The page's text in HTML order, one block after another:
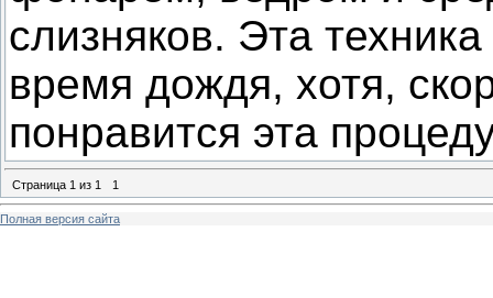
слизняков. Эта
время дождя, хотя,
понравится эта
Страница 1 из 1 1
Полная версия сайта